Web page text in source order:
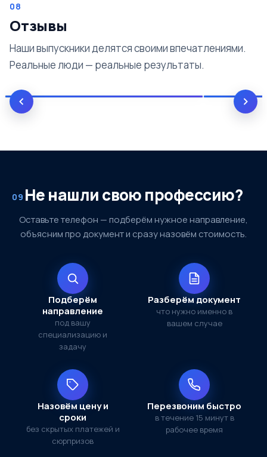
08
Отзывы
Наши выпускники делятся своими впечатлениями.
Реальные люди — реальные результаты.
09 Не нашли свою профессию?
Оставьте телефон — подберём нужное направление,
объясним про документ и сразу назовём стоимость.
Подберём
направление
под вашу
специализацию и
задачу
Разберём документ
что нужно именно в
вашем случае
Назовём цену и
сроки
без скрытых платежей и
сюрпризов
Перезвоним быстро
в течение 15 минут в
рабочее время